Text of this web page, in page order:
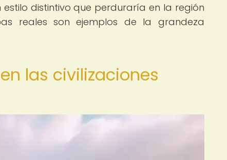
distintivo que perduraría en la región
reales son ejemplos de la grandeza
las civilizaciones